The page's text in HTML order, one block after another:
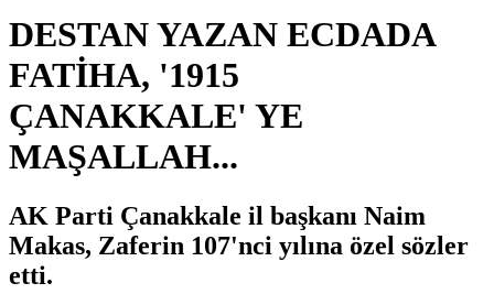
DESTAN YAZAN ECDADA
FATİHA, '1915
ÇANAKKALE' YE
MAŞALLAH...
AK Parti Çanakkale il başkanı Naim
Makas, Zaferin 107'nci yılına özel sözler
etti.